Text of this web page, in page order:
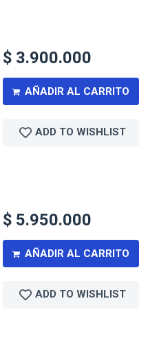
$ 3.900.000
AÑADIR AL CARRITO
ADD TO WISHLIST
$ 5.950.000
AÑADIR AL CARRITO
ADD TO WISHLIST